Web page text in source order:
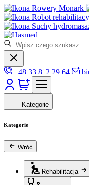
Rowery Monark
Robot
Suchy
+48 33 812 29 64
Kategorie
Kategorie
Wróć
Rehabilitacja